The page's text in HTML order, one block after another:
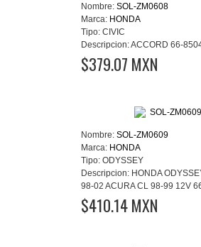
Nombre: SOL-ZM0608
Marca: HONDA
Tipo: CIVIC
Descripcion:ACCORD 66-
$379.07 MXN
Nombre: SOL-ZM0609
Marca: HONDA
Tipo: ODYSSEY
Descripcion: HONDA
98-02 ACURA CL 98-99 12V
$410.14 MXN